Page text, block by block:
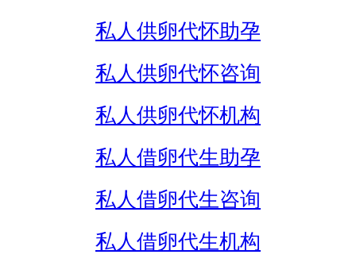
私人供卵代怀助孕
私人供卵代怀咨询
私人供卵代怀机构
私人借卵代生助孕
私人借卵代生咨询
私人借卵代生机构